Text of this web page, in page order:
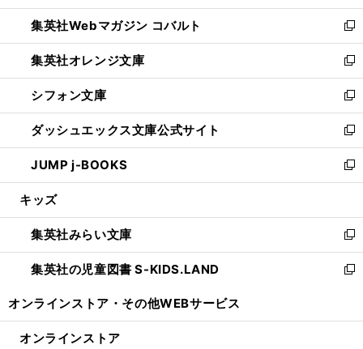
開
く
ウ
で
開
く
ン
ド
ウ
で
開
く
ウ
ィ
ン
ド
ウ
で
開
く
集英社Webマガジン コバルト
新
し
い
ウ
ィ
ン
ド
ウ
で
開
集英社オレンジ文庫
新
し
い
ウ
ィ
ン
ド
ウ
開
く
シフォン文庫
新
し
い
ウ
ィ
ン
ウ
で
開
く
ダッシュエックス文庫公式サイト
新
し
い
ウ
ン
ド
ウ
で
JUMP j-BOOKS
新
し
ウ
ィ
ン
ド
開
キッズ
集英社みらい文庫
新
し
い
ン
集英社の児童図書 S-KIDS.LAND
新
ウ
オンラインストア・ その他WEBサービス
オンラインストア